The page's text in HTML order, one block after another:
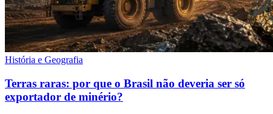
História e Geografia
Terras raras: por que o Brasil não deveria ser só
exportador de minério?